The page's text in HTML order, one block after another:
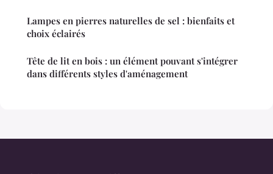
Lampes en pierres naturelles de sel : bienfaits et
choix éclairés
Tête de lit en bois : un élément pouvant s'intégrer
dans différents styles d'aménagement